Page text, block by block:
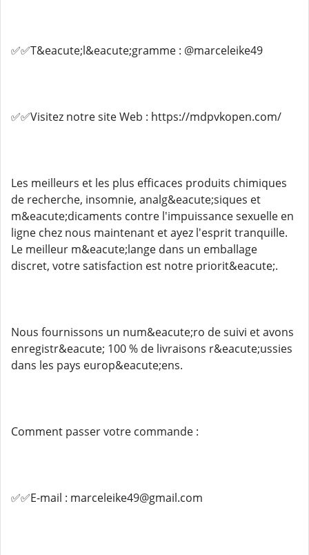
✅✅T&eacute;l&eacute;gramme : @marceleike49
✅✅Visitez notre site Web : https://mdpvkopen.com/
Les meilleurs et les plus efficaces produits chimiques
de recherche, insomnie, analg&eacute;siques et
m&eacute;dicaments contre l'impuissance sexuelle en
ligne chez nous maintenant et ayez l'esprit tranquille.
Le meilleur m&eacute;lange dans un emballage
discret, votre satisfaction est notre priorit&eacute;.
Nous fournissons un num&eacute;ro de suivi et avons
enregistr&eacute; 100 % de livraisons r&eacute;ussies
dans les pays europ&eacute;ens.
Comment passer votre commande :
✅✅E-mail : marceleike49@gmail.com